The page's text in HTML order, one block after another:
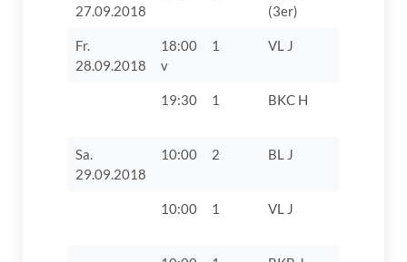
27.09.2018
(3er)
Fr.
28.09.2018
18:00
v
1 VL J
19:30 1 BKC H
Sa.
29.09.2018
10:00 2 BL J
10:00 1 VL J